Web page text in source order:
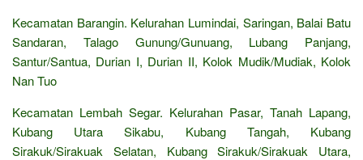
Kecamatan Barangin. Kelurahan Lumindai, Saringan, Balai Batu
Sandaran, Talago Gunung/Gunuang, Lubang Panjang,
Santur/Santua, Durian I, Durian II, Kolok Mudik/Mudiak, Kolok
Nan Tuo
Kecamatan Lembah Segar. Kelurahan Pasar, Tanah Lapang,
Kubang Utara Sikabu, Kubang Tangah, Kubang
Sirakuk/Sirakuak Selatan, Kubang Sirakuk/Sirakuak Utara,